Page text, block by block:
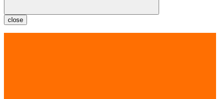
close